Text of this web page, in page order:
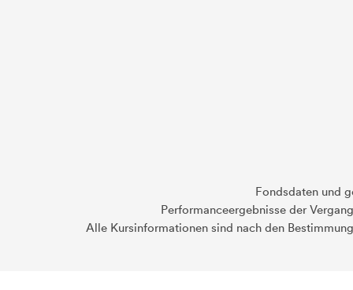
Fondsdaten und
Performanceergebnisse der
Alle Kursinformationen sind nach den